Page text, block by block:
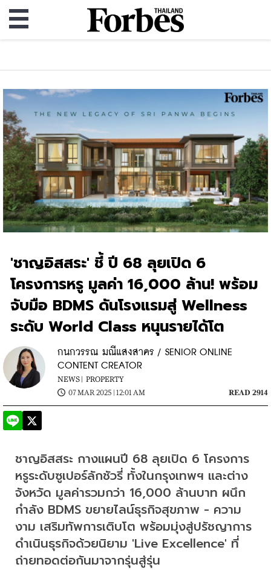
'ชาญอิสสระ' ชี้ ปี 68 ลุยเปิด 6
โครงการหรู มูลค่า 16,000 ล้าน! พร้อม
จับมือ BDMS ดันโรงแรมสู่ Wellness
ระดับ World Class หนุนรายได้โต
กนกวรรณ มณีแสงสาคร / SENIOR ONLINE
CONTENT CREATOR
NEWS | PROPERTY
07 MAR 2025 | 12:01 AM
READ 2914
ชาญอิสสระ กางแผนปี 68 ลุยเปิด 6 โครงการ
หรูระดับซูเปอร์ลักชัวรี่ ทั้งในกรุงเทพฯ และต่าง
จังหวัด มูลค่ารวมกว่า 16,000 ล้านบาท ผนึก
กำลัง BDMS ขยายไลน์ธุรกิจสุขภาพ - ความ
งาม เสริมทัพการเติบโต พร้อมมุ่งสู่ปรัชญาการ
ดำเนินธุรกิจด้วยนิยาม 'Live Excellence' ที่
ถ่ายทอดต่อกันมาจากรุ่นสู่รุ่น